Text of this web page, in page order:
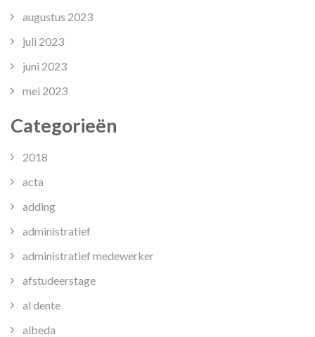
augustus 2023
juli 2023
juni 2023
mei 2023
Categorieën
2018
acta
adding
administratief
administratief medewerker
afstudeerstage
al dente
albeda